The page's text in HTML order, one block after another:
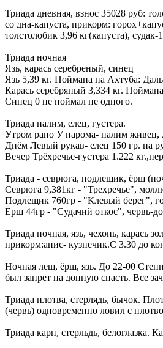
Триада дневная, взнос 35028 руб:
со дна-капуста, прикорм:
толстолобик 3,96 кг(капуста),
Триада ночная
Язь, карась серебреный, синец
Язь 5,39 кг. Поймана на Ахтуба:
Карась серебряный 3,334 кг.
Синец 0 не поймал не одного.
Триада налим, елец, густера.
Утром рано У парома- налим живец,
Днём Левый рукав- елец 150 гр.
Вечер Трёхречье-густера 1.222
Триада - севрюга, подлещик, ёрш
Севрюга 9,381кг - "Трехречье",
Подлещик 760гр - "Клевый берег",
Ёрш 44гр - "Судачий откос", червь-
Триада ночная, язь, чехонь, карась
прикорм:анис- кузнечик.С 3.30 до
Ночная лещ, ёрш, язь. До 22-00
был запрет на донную снасть. Все
Триада плотва, стерлядь, бычок.
(червь) одновременно ловил с
Триада карп, стерльдь, белоглазка.